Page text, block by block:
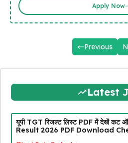
Apply Now
Previous
Latest
यूपी TGT रिजल्ट लिस्ट PDF में देखें कट
Result 2026 PDF Download